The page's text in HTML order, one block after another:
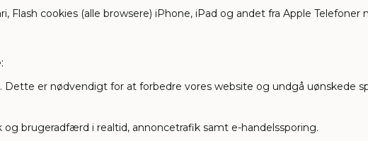
Flash cookies (alle browsere) iPhone, iPad og andet fra Apple
er nødvendigt for at forbedre vores website og undgå uønskede
brugeradfærd i realtid, annoncetrafik samt e-handelssporing.